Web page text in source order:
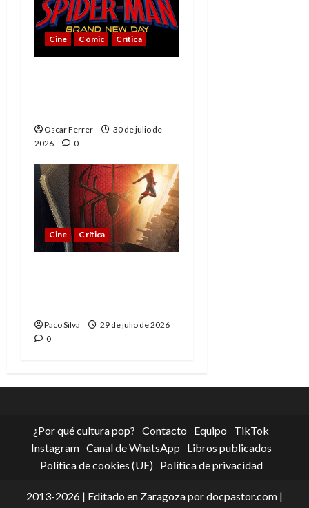
Cine Cómic Crítica
Oscar Ferrer
30 de julio de
2026
0
Cine Crítica
Paco Silva
29 de julio de 2026
0
¿Por qué cultura pop? Contacto Equipo
TikTok
Instagram Canal de WhatsApp
Libros publicados
Política de cookies (UE)
Política de privacidad
2013-2026 | Editado en Zaragoza por docpastor.com |